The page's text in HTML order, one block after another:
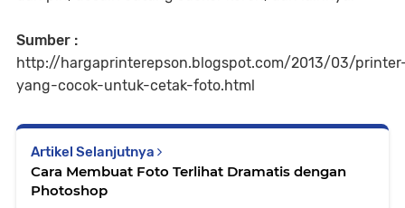
Sumber :
http://hargaprinterepson.blogspot.com/2013/03/
yang-cocok-untuk-cetak-foto.html
Artikel Selanjutnya
Cara Membuat Foto Terlihat Dramatis dengan
Photoshop